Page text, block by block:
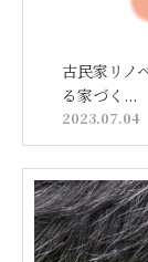
古民家リノ
る家づく...
2023.07.04